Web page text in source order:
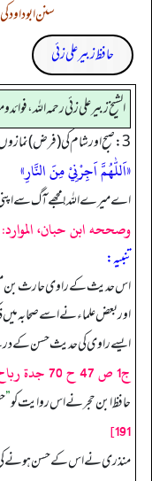
سنن ابوداود کی حدیث
حافظ زبیر علی زئی
الشيخ زبير علي زئي رحمه الله،
3: صبح اور شام کی (فرض) نمازوں کے بعد درج ذیل دعا سات مرتبہ پڑھیں:
«اَللّٰهُمَّ اَجِرْنِيْ مِنَ النَّارِ»
اے میرے اللہ! مجھے آگ سے اپنی
وصححه ابن حبان، الموارد: 2346]
تنبیہ:
اس حدیث کے راوی حارث بن
اور بعض علماء نے اسے صحابہ
ایسے راوی کی حدیث حسن کے
ج1 ص 47 ح 70 جدة رباح]
حافظ ابن حجر نے اس روایت کو”
191]
منذری نے اس کے حسن ہونے